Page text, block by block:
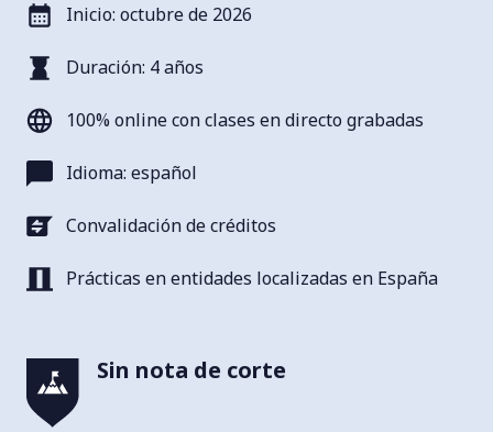
Inicio: octubre de 2026
Duración: 4 años
100% online con clases en directo grabadas
Idioma: español
Convalidación de créditos
Prácticas en entidades localizadas en España
Sin nota de corte